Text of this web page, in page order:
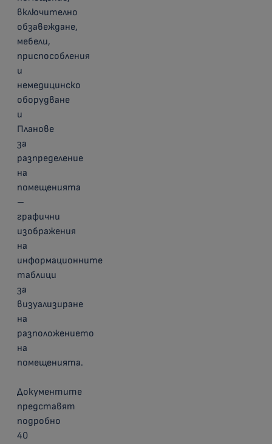
включително
обзавеждане,
мебели,
приспособления
и
немедицинско
оборудване
и
Планове
за
разпределение
на
помещенията
–
графични
изображения
на
информационните
таблици
за
визуализиране
на
разположението
на
помещенията.
Документите
представят
подробно
40